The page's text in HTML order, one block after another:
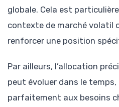
globale. Cela est
contexte de marché volatil
renforcer une position
Par ailleurs, l’allocation
peut évoluer dans le temps,
parfaitement aux besoins